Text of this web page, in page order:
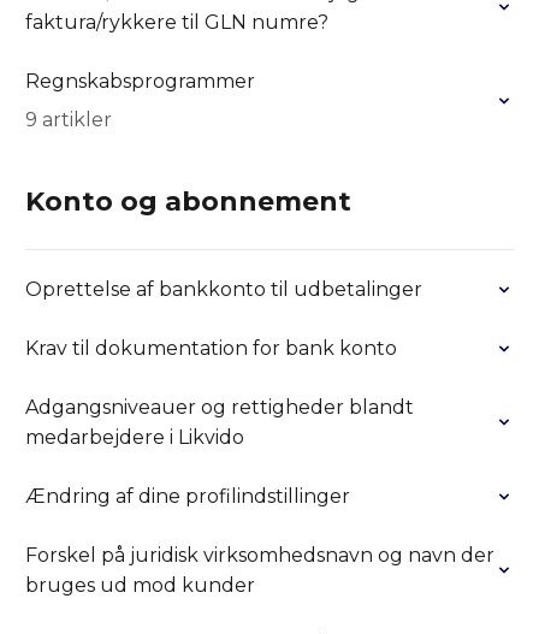
faktura/rykkere til GLN numre?
Regnskabsprogrammer
9 artikler
Konto og abonnement
Oprettelse af bankkonto til udbetalinger
Krav til dokumentation for bank konto
Adgangsniveauer og rettigheder blandt
medarbejdere i Likvido
Ændring af dine profilindstillinger
Forskel på juridisk virksomhedsnavn og navn der
bruges ud mod kunder